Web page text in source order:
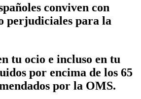
conviven con
perjudiciales para la
tu ocio e incluso en tu
por encima de los 65
por la OMS.